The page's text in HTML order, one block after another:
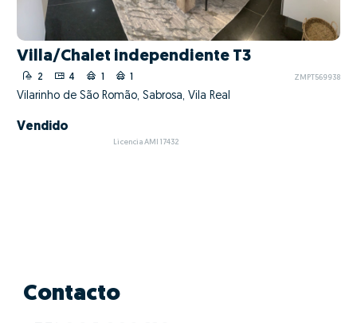
Villa/Chalet independiente T3
2 4 1 1 ZMPT569938
Vilarinho de São Romão, Sabrosa, Vila Real
Vendido
Licencia AMI 17432
Contacto